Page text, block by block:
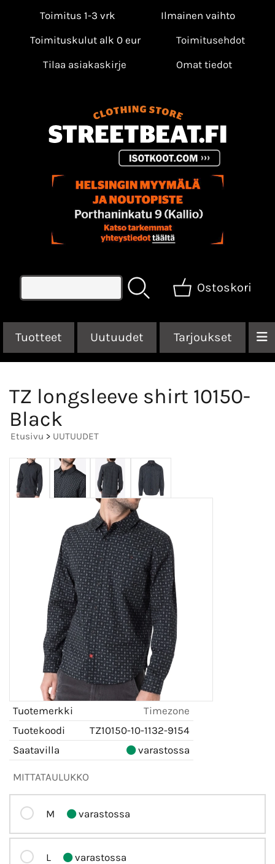
Toimitus 1-3 vrk
Ilmainen vaihto
Toimituskulut alk 0 eur
Toimitusehdot
Tilaa asiakaskirje
Omat tiedot
Ostoskori
Tuotteet Uutuudet Tarjoukset
TZ longsleeve shirt 10150-
Black
Etusivu > UUTUUDET
Tuotemerkki
Timezone
Tuotekoodi
TZ10150-10-1132-9154
Saatavilla
varastossa
MITTATAULUKKO
M varastossa
L varastossa